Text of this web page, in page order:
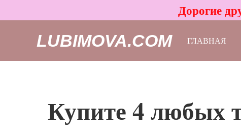
Дорогие
LUBIMOVA.COM ГЛАВНАЯ
Купите 4 любых